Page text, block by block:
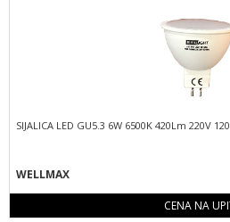
SIJALICA LED GU5.3 6W 6500K 420Lm 220V
WELLMAX
CENA NA